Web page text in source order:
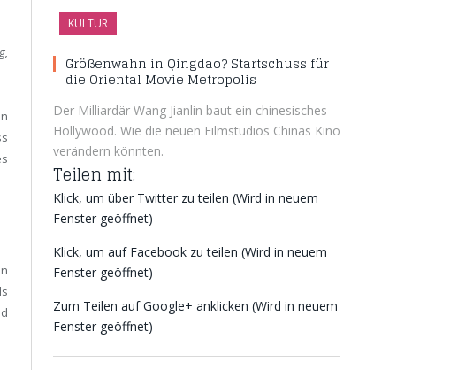
KULTUR
Größenwahn in Qingdao? Startschuss für
die Oriental Movie Metropolis
Der Milliardär Wang Jianlin baut ein chinesisches
Hollywood. Wie die neuen Filmstudios Chinas Kino
verändern könnten.
Teilen mit:
Klick, um über Twitter zu teilen (Wird in neuem
Fenster geöffnet)
Klick, um auf Facebook zu teilen (Wird in neuem
Fenster geöffnet)
Zum Teilen auf Google+ anklicken (Wird in neuem
Fenster geöffnet)